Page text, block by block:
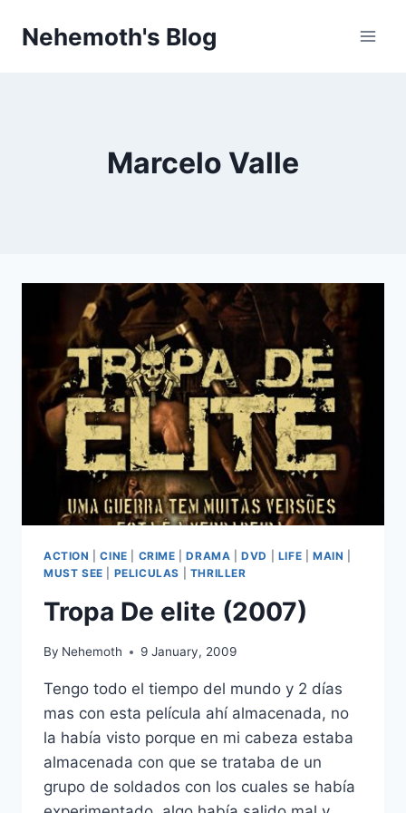
Nehemoth's Blog
Marcelo Valle
ACTION |CINE CRIME |DRAMA |DVD LIFE MAIN
MUST SEE
PELICULAS THRILLER
Tropa De elite (2007)
By Nehemoth 9 January, 2009
Tengo todo el tiempo del mundo y 2 días
mas con esta película ahí almacenada, no
la había visto porque en mi cabeza estaba
almacenada con que se trataba de un
grupo de soldados con los cuales se había